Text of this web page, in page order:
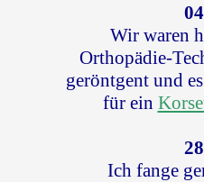
Wir waren
Orthopädie-
geröntgent und
für ein
Ich fange